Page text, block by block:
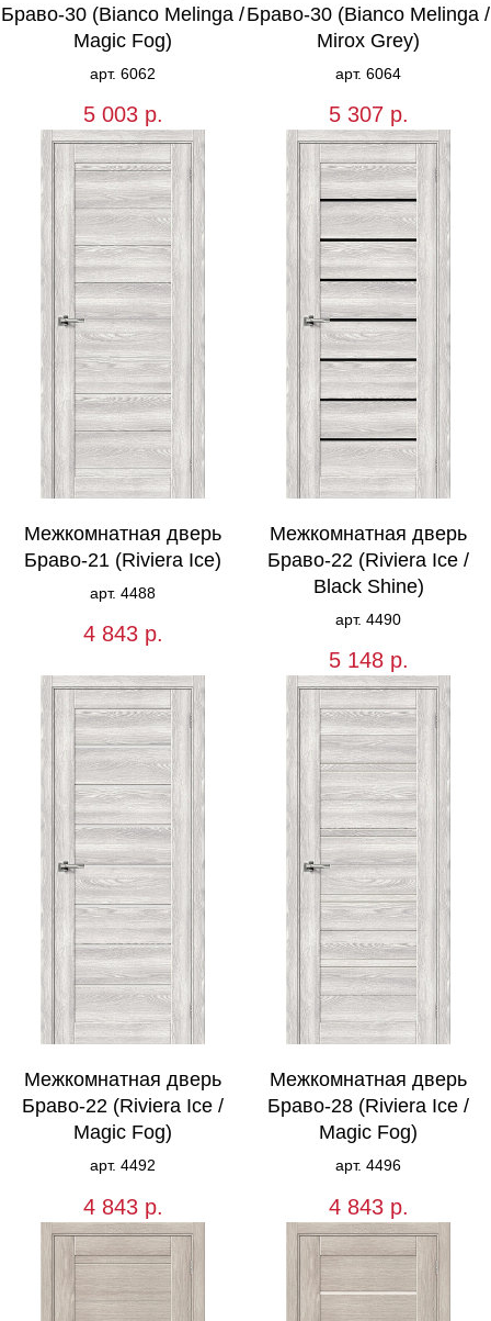
Браво-30 (Bianco Melinga /
Magic Fog)
арт. 6062
5 003 р.
Браво-30 (Bianco Melinga /
Mirox Grey)
арт. 6064
5 307 р.
Межкомнатная дверь
Браво-21 (Riviera Ice)
арт. 4488
4 843 р.
Межкомнатная дверь
Браво-22 (Riviera Ice /
Black Shine)
арт. 4490
5 148 р.
Межкомнатная дверь
Браво-22 (Riviera Ice /
Magic Fog)
арт. 4492
4 843 р.
Межкомнатная дверь
Браво-28 (Riviera Ice /
Magic Fog)
арт. 4496
4 843 р.